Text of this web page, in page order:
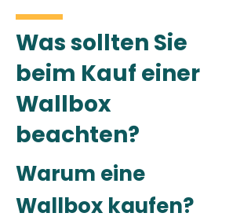
Was sollten Sie
beim Kauf einer
Wallbox
beachten?
Warum eine
Wallbox kaufen?